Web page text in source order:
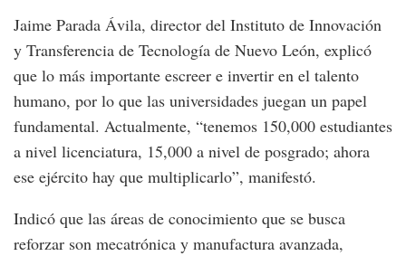
Jaime Parada Ávila, director del Instituto de Innovación
y Transferencia de Tecnología de Nuevo León, explicó
que lo más importante escreer e invertir en el talento
humano, por lo que las universidades juegan un papel
fundamental. Actualmente, “tenemos 150,000 estudiantes
a nivel licenciatura, 15,000 a nivel de posgrado; ahora
ese ejército hay que multiplicarlo”, manifestó.
Indicó que las áreas de conocimiento que se busca
reforzar son mecatrónica y manufactura avanzada,